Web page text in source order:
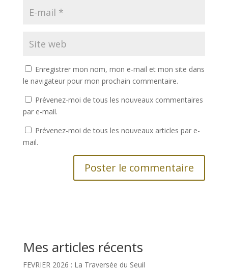
Enregistrer mon nom, mon e-mail et mon site dans
le navigateur pour mon prochain commentaire.
Prévenez-moi de tous les nouveaux commentaires
par e-mail.
Prévenez-moi de tous les nouveaux articles par e-
mail.
Mes articles récents
FEVRIER 2026 : La Traversée du Seuil